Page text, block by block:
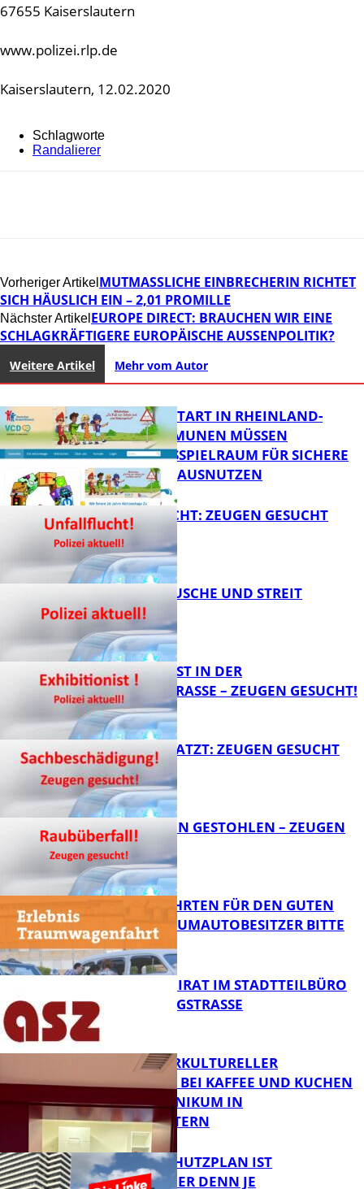
67655 Kaiserslautern
www.polizei.rlp.de
Kaiserslautern, 12.02.2020
Schlagworte
Randalierer
Vorheriger Artikel MUTMASSLICHE EINBRECHERIN RICHTET S
ICH HÄUSLICH EIN – 2,01 PROMILLE
Nächster Artikel EUROPE DIRECT: BRAUCHEN WIR EINE
SCHLAGKRÄFTIGERE EUROPÄISCHE AUSSENPOLITIK?
Weitere Artikel Mehr vom Autor
ZUM SCHULSTART IN RHEINLAND-
PFALZ: KOMMUNEN MÜSSEN
HANDLUNGSSPIELRAUM FÜR SICHERE
SCHULWEGE AUSNUTZEN
UNFALLFLUCHT: ZEUGEN GESUCHT
KNALLGERÄUSCHE UND STREIT
EXHIBITIONIST IN DER
VELMANNSTRASSE – ZEUGEN GESUCHT!
AUTO ZERKRATZT: ZEUGEN GESUCHT
FB News
TEURE KETTEN GESTOHLEN – ZEUGEN
GESUCHT!
FB News
SPENDENFAHRTEN FÜR DEN GUTEN
ZWECK – TRAUMAUTOBESITZER BITTE
MELDEN!
FB News
SENIORENBEIRAT IM STADTTEILBÜRO
IN DER KÖNIGSTRASSE
FB Gesundheit
NEUER INTERKULTURELLER
TREFFPUNKT BEI KAFFEE UND KUCHEN
IM PFALZKLINIKUM IN
KAISERSLAUTERN
EIN HITZESCHUTZPLAN IST
NOTWENDIGER DENN JE